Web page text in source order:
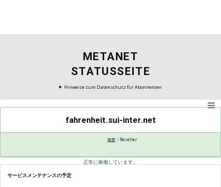
METANET
STATUSSEITE
Hinweise zum Datenschutz für Abonnenten
fahrenheit.sui-inter.net
概要 Reseller
正常に稼働しています。
サービスメンテナンスの予定